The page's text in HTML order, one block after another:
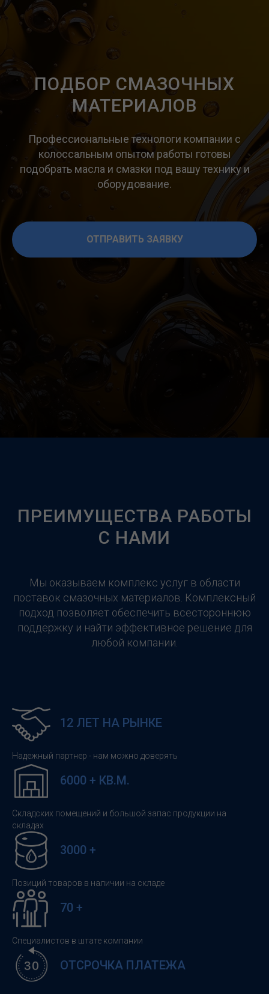
ПОДБОР СМАЗОЧНЫХ
МАТЕРИАЛОВ
Профессиональные технологи компании с
колоссальным опытом работы готовы
подобрать масла и смазки под вашу технику и
оборудование.
ОТПРАВИТЬ ЗАЯВКУ
ПРЕИМУЩЕСТВА РАБОТЫ
С НАМИ
Мы оказываем комплекс услуг в области
поставок смазочных материалов. Комплексный
подход позволяет обеспечить всестороннюю
поддержку и найти эффективное решение для
любой компании.
12 ЛЕТ НА РЫНКЕ
Надежный партнер - нам можно доверять
6000 + КВ.М.
Складских помещений и большой запас продукции на
складах
3000 +
Позиций товаров в наличии на складе
70 +
Специалистов в штате компании
ОТСРОЧКА ПЛАТЕЖА